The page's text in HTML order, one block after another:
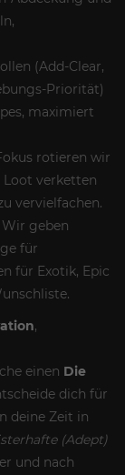
(Add-Clear,
Priorität)
maximiert
rotieren wir
Loot verketten
vervielfachen.
Wir geben
für
für Exotik, Epic
,
einen Die
dich für
deine Zeit in
(Adept)
und nach